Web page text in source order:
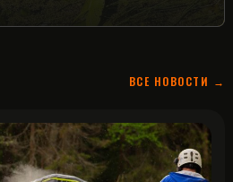
ВСЕ НОВОСТИ →